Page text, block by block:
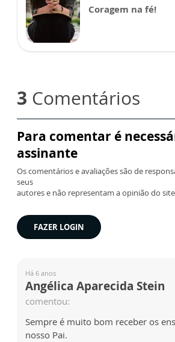
Coragem na fé!
3 Comentários
Para comentar é
assinante
Os comentários e avaliações são de
seus
autores e não representam a opinião do
FAZER LOGIN
Há 6 anos
Angélica Aparecida Stein
comentou:
Sempre é muito bom receber os
nosso Pai.